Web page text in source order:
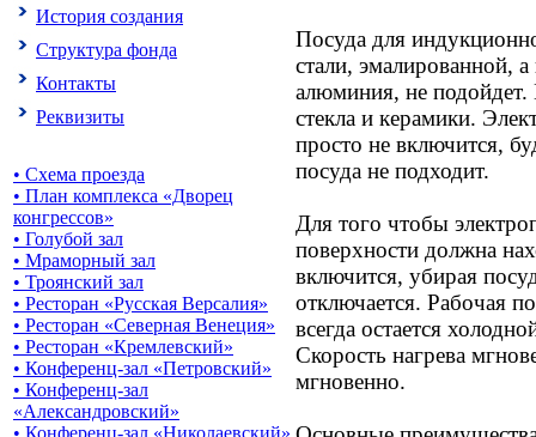
История создания
Структура фонда
Контакты
Реквизиты
• Схема проезда
• План комплекса «Дворец
конгрессов»
• Голубой зал
• Мраморный зал
• Троянский зал
• Ресторан «Русская Версалия»
• Ресторан «Северная Венеция»
• Ресторан «Кремлевский»
• Конференц-зал «Петровский»
• Конференц-зал
«Александровский»
• Конференц-зал «Николаевский»
Посуда для
стали, эмалированной,
алюминия, не подойдет.
стекла и керамики.
просто не включится,
посуда не подходит.
Для того чтобы
поверхности должна
включится, убирая
отключается. Рабочая
всегда остается
Скорость нагрева
мгновенно.